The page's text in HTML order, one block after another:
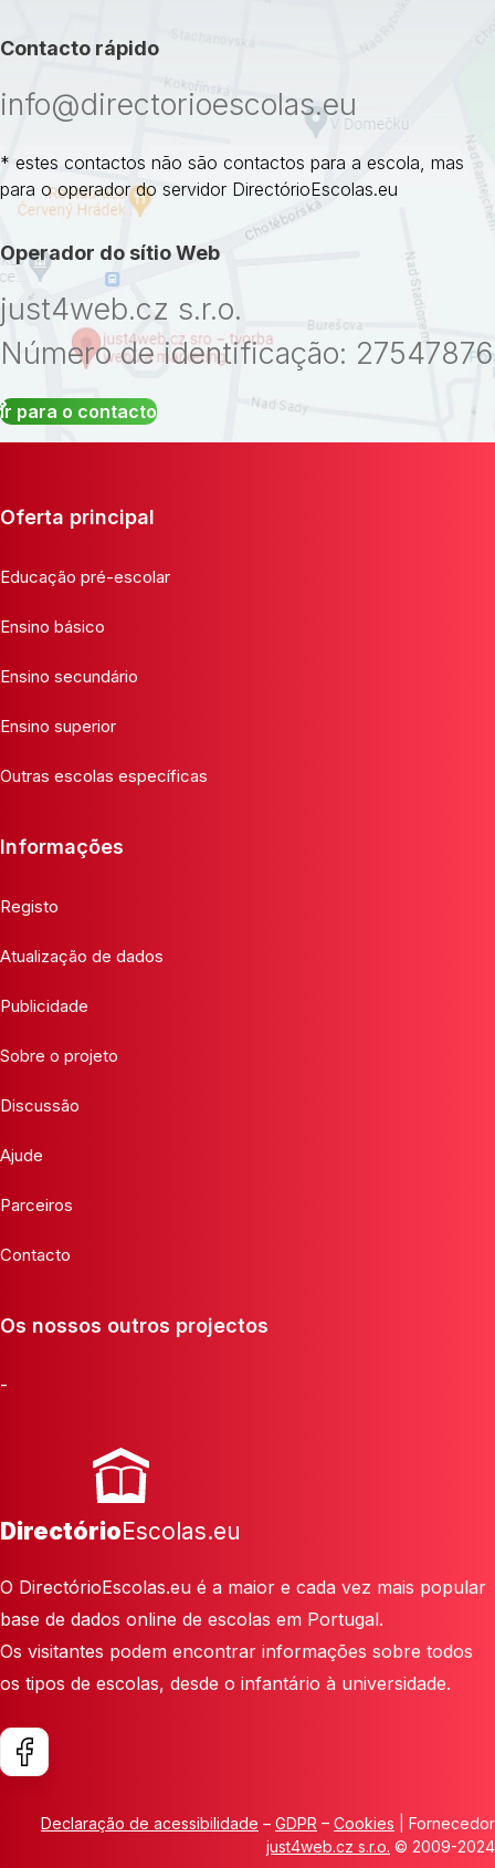
Contacto rápido
info@directorioescolas.eu
* estes contactos não são contactos para a escola, mas
para o operador do servidor DirectórioEscolas.eu
Operador do sítio Web
just4web.cz s.r.o.
Número de identificação: 27547876
Ir para o contacto
Oferta principal
Educação pré-escolar
Ensino básico
Ensino secundário
Ensino superior
Outras escolas específicas
Informações
Registo
Atualização de dados
Publicidade
Sobre o projeto
Discussão
Ajude
Parceiros
Contacto
Os nossos outros projectos
-
DirectórioEscolas.eu
O DirectórioEscolas.eu é a maior e cada vez mais popular
base de dados online de escolas em Portugal.
Os visitantes podem encontrar informações sobre todos
os tipos de escolas, desde o infantário à universidade.
Declaração de acessibilidade – GDPR – Cookies | Fornecedor
just4web.cz s.r.o. © 2009-2024